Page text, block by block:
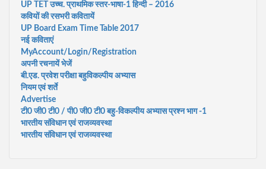
UP TET उच्च. प्राथमिक स्तर-भाषा-1 हिन्दी – 2016
कवियों की रसभरी कवितायें
UP Board Exam Time Table 2017
नई कविताएं
MyAccount/Login/Registration
अपनी रचनायें भेजें
बी.एड. प्रवेश परीक्षा बहुविकल्पीय अभ्यास
नियम एवं शर्ते
Advertise
टी0 जी0 टी0 / पी0 जी0 टी0 बहु-विकल्पीय अभ्यास प्रश्न भाग -1
भारतीय संविधान एवं राजव्यवस्था
भारतीय संविधान एवं राजव्यवस्था